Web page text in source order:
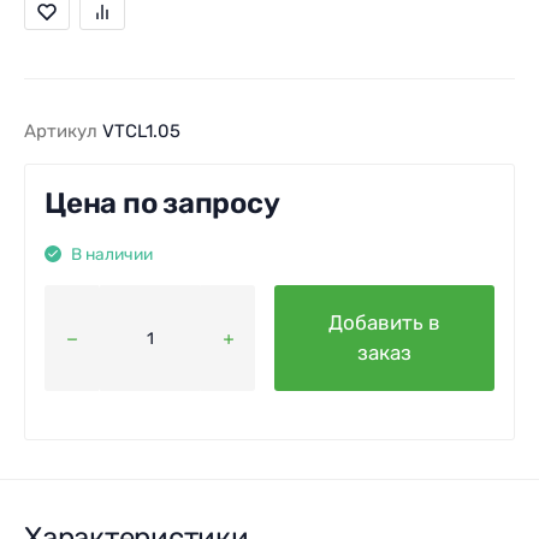
Артикул VTCL1.05
Цена по запросу
В наличии
Добавить в
заказ